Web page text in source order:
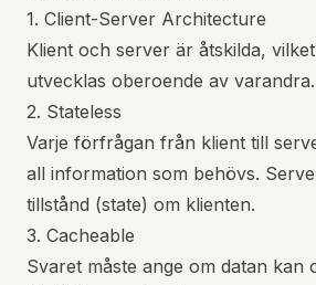
1. Client-Server Architecture
Klient och server är åtskilda,
utvecklas oberoende av varandra.
2. Stateless
Varje förfrågan från klient till
all information som behövs.
tillstånd (state) om klienten.
3. Cacheable
Svaret måste ange om datan kan